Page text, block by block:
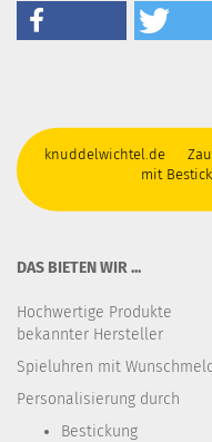
knuddelwichtel.de
mit
DAS BIETEN WIR ...
Hochwertige Produkte
bekannter Hersteller
Spieluhren mit
Personalisierung durch
Bestickung​